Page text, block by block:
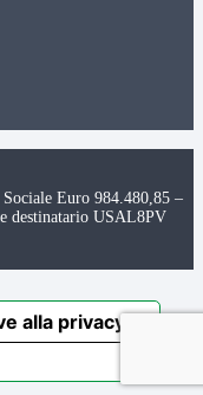
Euro 984.480,85 –
destinatario USAL8PV
alla privacy